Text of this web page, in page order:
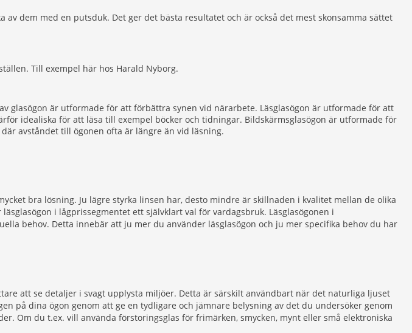
dem med en putsduk. Det ger det bästa resultatet och är också det mest skonsamma sättet
Till exempel här hos Harald Nyborg.
glasögon är utformade för att förbättra synen vid närarbete. Läsglasögon är utformade för att
idealiska för att läsa till exempel böcker och tidningar. Bildskärmsglasögon är utformade för
avståndet till ögonen ofta är längre än vid läsning.
bra lösning. Ju lägre styrka linsen har, desto mindre är skillnaden i kvalitet mellan de olika
i lågprissegmentet ett självklart val för vardagsbruk. Läsglasögonen i
behov. Detta innebär att ju mer du använder läsglasögon och ju mer specifika behov du har
att se detaljer i svagt upplysta miljöer. Detta är särskilt användbart när det naturliga ljuset
på dina ögon genom att ge en tydligare och jämnare belysning av det du undersöker genom
Om du t.ex. vill använda förstoringsglas för frimärken, smycken, mynt eller små elektroniska